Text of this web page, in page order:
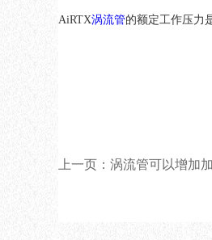
AiRTX涡流管的额定工作压力
上一页：涡流管可以增加